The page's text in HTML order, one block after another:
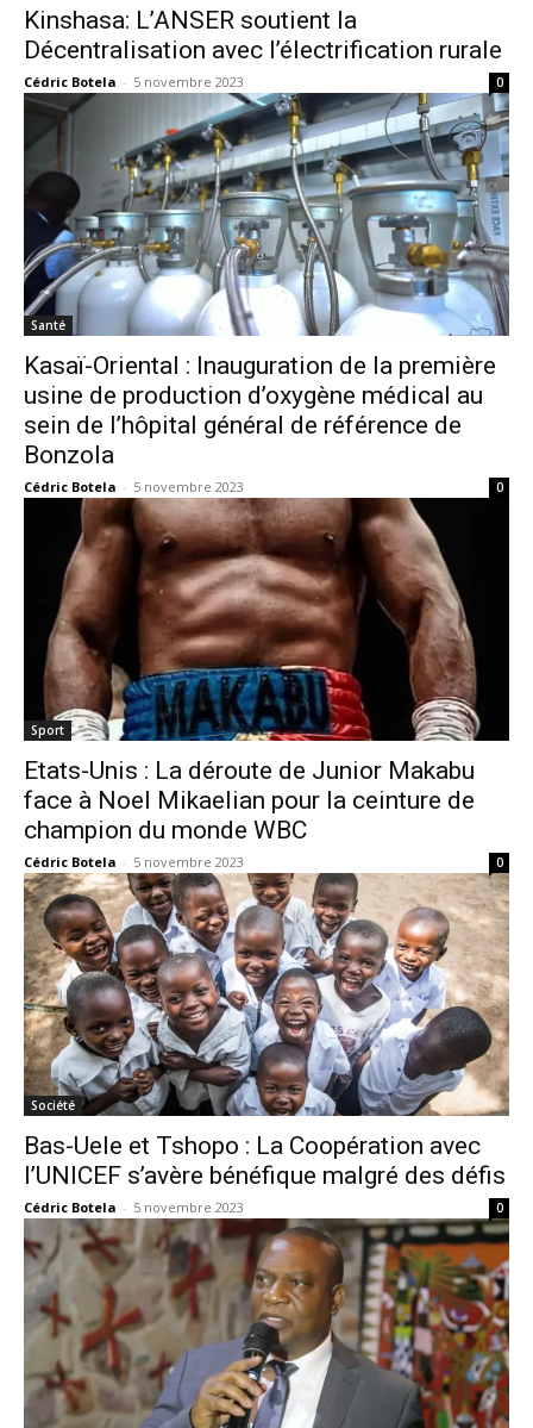
Kinshasa: L’ANSER soutient la
Décentralisation avec l’électrification rurale
Cédric Botela - 5 novembre 2023 0
Santé
Kasaï-Oriental : Inauguration de la première
usine de production d’oxygène médical au
sein de l’hôpital général de référence de
Bonzola
Cédric Botela - 5 novembre 2023 0
Sport
Etats-Unis : La déroute de Junior Makabu
face à Noel Mikaelian pour la ceinture de
champion du monde WBC
Cédric Botela - 5 novembre 2023 0
Société
Bas-Uele et Tshopo : La Coopération avec
l’UNICEF s’avère bénéfique malgré des défis
Cédric Botela - 5 novembre 2023 0